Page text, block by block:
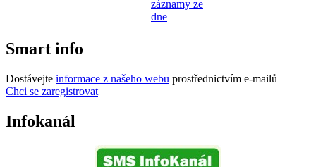
záznamy ze
dne
Smart info
Dostávejte informace z našeho webu prostřednictvím e-mailů
Chci se zaregistrovat
Infokanál